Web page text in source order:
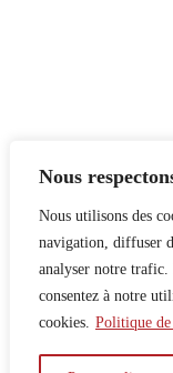
Nous
Nous utilisons des
navigation, diffuser
analyser notre
consentez à notre
cookies. Politique